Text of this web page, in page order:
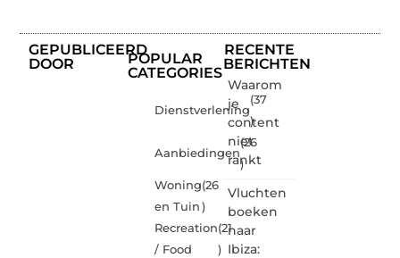
GEPUBLICEERD
DOOR
POPULAR
CATEGORIES
Dienstverlening
(37
)
Aanbiedingen
(26
)
Woning
en Tuin
(26
)
Recreation
/ Food
(21
)
RECENTE
BERICHTEN
Waarom
je
content
niet
rankt
Vluchten
boeken
naar
Ibiza: